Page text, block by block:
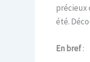
précieux
été.
En bref: